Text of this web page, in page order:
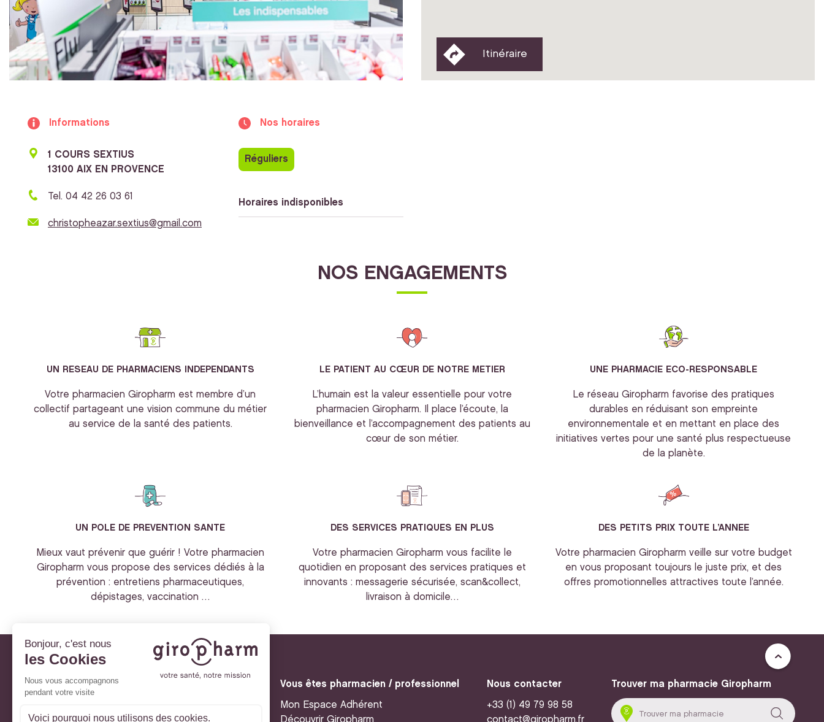
Itinéraire
Informations
1 COURS SEXTIUS
13100 AIX EN PROVENCE
Tel. 04 42 26 03 61
christopheazar.sextius@gmail.com
Nos horaires
Réguliers
Horaires indisponibles
NOS ENGAGEMENTS
UN RESEAU DE PHARMACIENS INDEPENDANTS
Votre pharmacien Giropharm est membre d’un
collectif partageant une vision commune du métier
au service de la santé des patients.
LE PATIENT AU CŒUR DE NOTRE METIER
L’humain est la valeur essentielle pour votre
pharmacien Giropharm. Il place l’écoute, la
bienveillance et l’accompagnement des patients au
cœur de son métier.
UNE PHARMACIE ECO-RESPONSABLE
Le réseau Giropharm favorise des pratiques
durables en réduisant son empreinte
environnementale et en mettant en place des
initiatives vertes pour une santé plus respectueuse
de la planète.
UN POLE DE PREVENTION SANTE
Mieux vaut prévenir que guérir ! Votre pharmacien
Giropharm vous propose des services dédiés à la
prévention : entretiens pharmaceutiques,
dépistages, vaccination …
DES SERVICES PRATIQUES EN PLUS
Votre pharmacien Giropharm vous facilite le
quotidien en proposant des services pratiques et
innovants : messagerie sécurisée, scan&collect,
livraison à domicile…
DES PETITS PRIX TOUTE L’ANNEE
Votre pharmacien Giropharm veille sur votre budget
en vous proposant toujours le juste prix, et des
offres promotionnelles attractives toute l’année.
À votre service
Vous êtes pharmacien / professionnel
Mon Espace Adhérent
Découvrir Giropharm
Nous contacter
+33 (1) 49 79 98 58
contact@giropharm.fr
Trouver ma pharmacie Giropharm